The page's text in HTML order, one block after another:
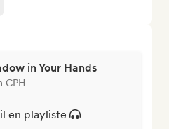
in Your Hands
CPH
en playliste